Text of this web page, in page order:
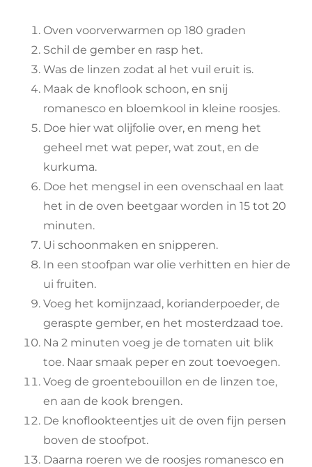
Oven voorverwarmen op 180 graden
Schil de gember en rasp het.
Was de linzen zodat al het vuil eruit is.
Maak de knoflook schoon, en snij
romanesco en bloemkool in kleine roosjes.
Doe hier wat olijfolie over, en meng het
geheel met wat peper, wat zout, en de
kurkuma.
Doe het mengsel in een ovenschaal en laat
het in de oven beetgaar worden in 15 tot 20
minuten.
Ui schoonmaken en snipperen.
In een stoofpan war olie verhitten en hier de
ui fruiten.
Voeg het komijnzaad, korianderpoeder, de
geraspte gember, en het mosterdzaad toe.
Na 2 minuten voeg je de tomaten uit blik
toe. Naar smaak peper en zout toevoegen.
Voeg de groentebouillon en de linzen toe,
en aan de kook brengen.
De knoflookteentjes uit de oven fijn persen
boven de stoofpot.
Daarna roeren we de roosjes romanesco en